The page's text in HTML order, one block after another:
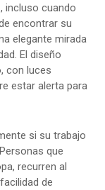
incluso cuando
encontrar su
elegante mirada
El diseño
con luces
estar alerta para
si su trabajo
que
recurren al
de